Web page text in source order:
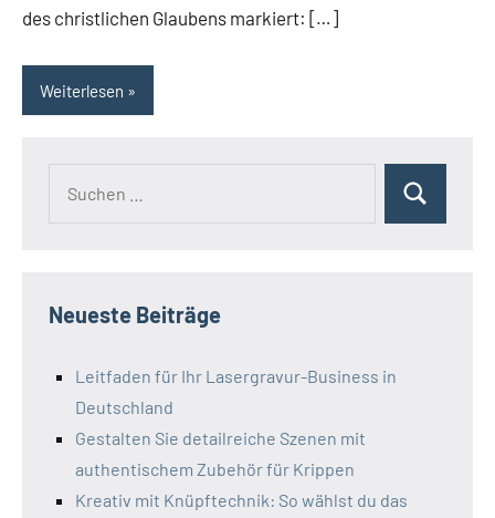
des christlichen Glaubens markiert: […]
Weiterlesen
Suchen
Neueste Beiträge
Leitfaden für Ihr Lasergravur-Business in
Deutschland
Gestalten Sie detailreiche Szenen mit
authentischem Zubehör für Krippen
Kreativ mit Knüpftechnik: So wählst du das